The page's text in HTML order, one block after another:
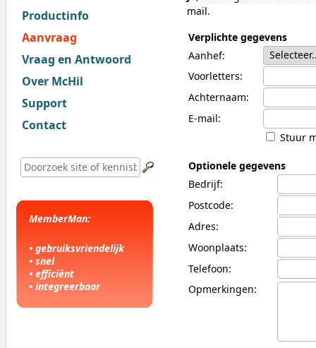
Productinfo
Aanvraag
Vraag en Antwoord
Over McHil
Support
Contact
MemberMan:
• gebruiksvriendelijk
• snel
• efficiënt
• integreerbaar
mail.
Verplichte gegevens
Aanhef:
Voorletters:
Achternaam:
E-mail:
Stuur
Optionele gegevens
Bedrijf:
Postcode:
Adres:
Woonplaats:
Telefoon:
Opmerkingen: